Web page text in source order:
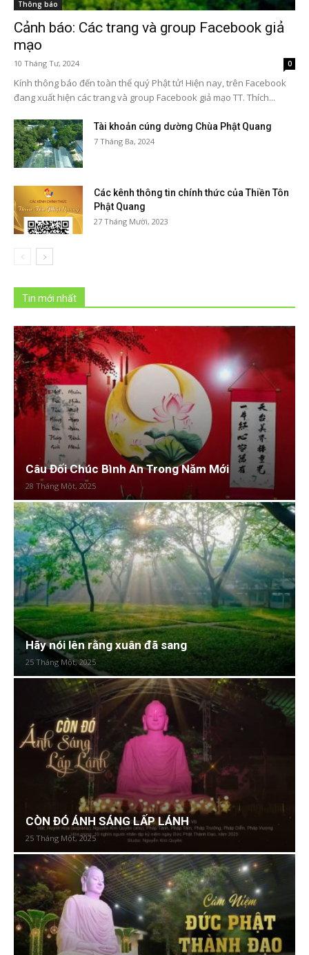
Thông báo
Cảnh báo: Các trang và group Facebook giả
mạo
10 Tháng Tư, 2024 0
Kính thông báo đến toàn thể quý Phật tử! Hiện nay, trên Facebook
đang xuất hiện các trang và group Facebook giả mạo TT. Thích...
Tài khoản cúng dường Chùa Phật Quang
7 Tháng Ba, 2024
Các kênh thông tin chính thức của Thiền Tôn
Phật Quang
27 Tháng Mười, 2023
Tin mới nhất
Câu Đối Chúc Bình An Trong Năm Mới
28 Tháng Một, 2025
Hãy nói lên rằng xuân đã sang
25 Tháng Một, 2025
CÒN ĐÓ ÁNH SÁNG LẤP LÁNH
25 Tháng Một, 2025